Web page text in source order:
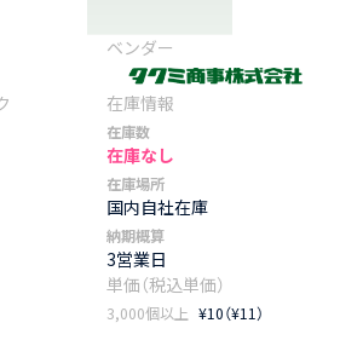
在庫数
在庫なし
在庫場所
国内自社在庫
納期概算
3営業日
3,000個以上 ¥10（¥11）